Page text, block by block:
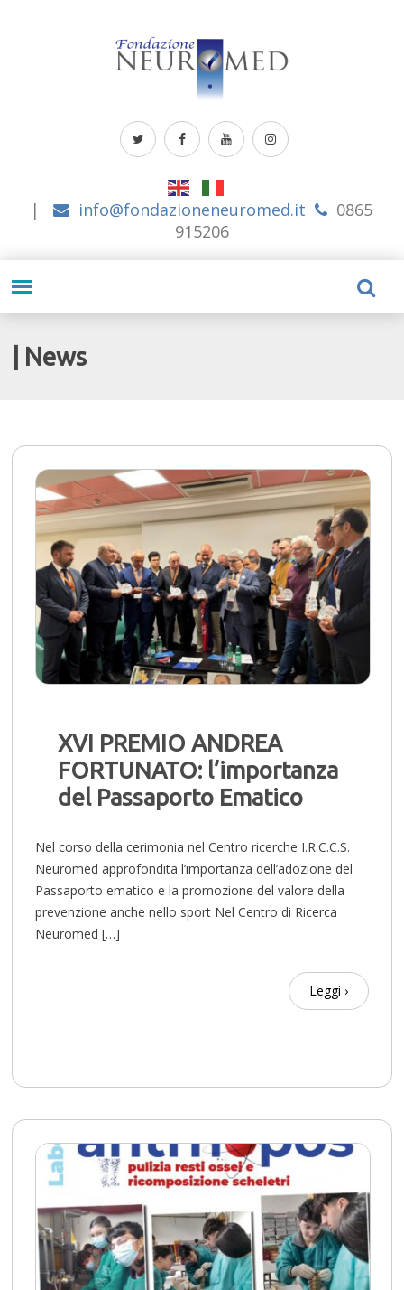
| info@fondazioneneuromed.it
0865
915206
| News
XVI PREMIO ANDREA
FORTUNATO: l’importanza
del Passaporto Ematico
Nel corso della cerimonia nel Centro ricerche I.R.C.C.S.
Neuromed approfondita l’importanza dell’adozione del
Passaporto ematico e la promozione del valore della
prevenzione anche nello sport Nel Centro di Ricerca
Neuromed […]
Leggi ›